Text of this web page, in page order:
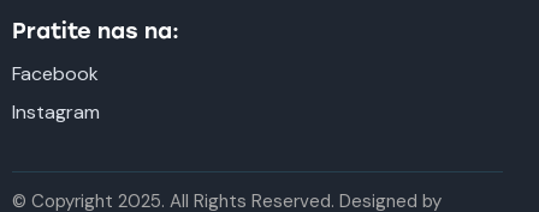
Pratite nas na:
Facebook
Instagram
© Copyright 2025. All Rights Reserved. Designed by